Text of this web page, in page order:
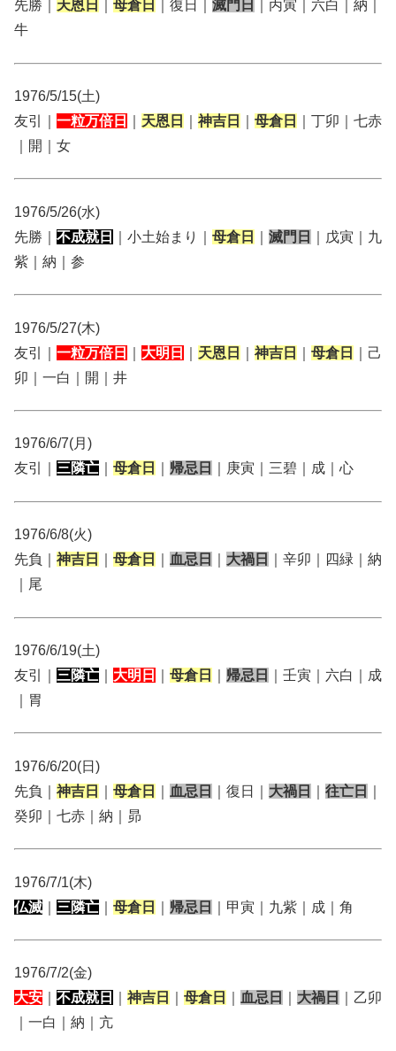
先勝｜ 天恩日 母倉日 ｜復日｜ 滅門日
｜丙寅｜六白｜納｜
牛
1976/5/15(土)
友引｜ 一粒万倍日 天恩日 神吉日 母倉日
｜丁卯｜七赤
｜開｜女
1976/5/26(水)
先勝｜ 不成就日 ｜小土始まり｜ 母倉日 滅門日
｜戊寅｜九
紫｜納｜参
1976/5/27(木)
友引｜ 一粒万倍日 大明日 天恩日 神吉日 母倉日
｜己
卯｜一白｜開｜井
1976/6/7(月)
友引｜ 三隣亡 母倉日 帰忌日 ｜庚寅｜三碧｜成｜心
1976/6/8(火)
先負｜ 神吉日 母倉日 血忌日 大禍日
｜辛卯｜四緑｜納
｜尾
1976/6/19(土)
友引｜ 三隣亡 大明日 母倉日 帰忌日
｜壬寅｜六白｜成
｜胃
1976/6/20(日)
先負｜ 神吉日 母倉日 血忌日 ｜復日｜ 大禍日 往亡日
癸卯｜七赤｜納｜昴
1976/7/1(木)
仏滅
三隣亡 母倉日 帰忌日 ｜甲寅｜九紫｜成｜角
1976/7/2(金)
大安
不成就日 神吉日 母倉日 血忌日 大禍日
｜乙卯
｜一白｜納｜亢